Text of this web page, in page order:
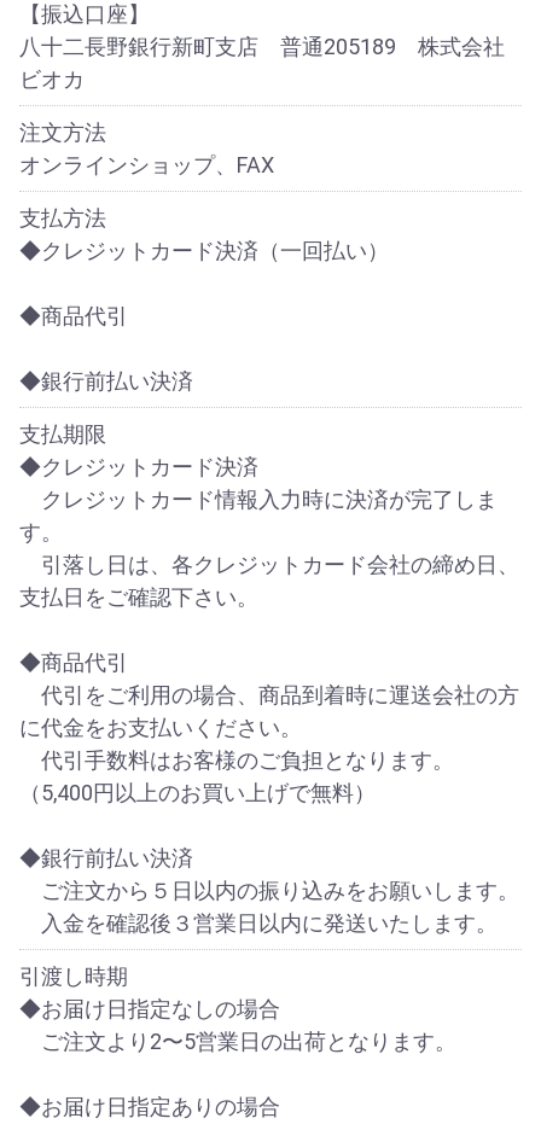
【振込口座】
八十二長野銀行新町支店 普通205189 株式会社
ビオカ
注文方法
オンラインショップ、FAX
支払方法
◆クレジットカード決済（一回払い）
◆商品代引
◆銀行前払い決済
支払期限
◆クレジットカード決済
クレジットカード情報入力時に決済が完了しま
す。
引落し日は、各クレジットカード会社の締め日、
支払日をご確認下さい。
◆商品代引
代引をご利用の場合、商品到着時に運送会社の方
に代金をお支払いください。
代引手数料はお客様のご負担となります。
（5,400円以上のお買い上げで無料）
◆銀行前払い決済
ご注文から５日以内の振り込みをお願いします。
入金を確認後３営業日以内に発送いたします。
引渡し時期
◆お届け日指定なしの場合
ご注文より2〜5営業日の出荷となります。
◆お届け日指定ありの場合